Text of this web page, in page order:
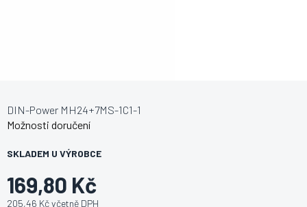
169,80 Kč
205,46 Kč včetně DPH
SKLADEM U VÝROBCE
Možnosti doručení
DIN-Power MH24+7MS-1C1-1